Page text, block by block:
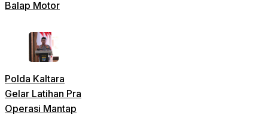
Balap Motor
Polda Kaltara
Gelar Latihan Pra
Operasi Mantap